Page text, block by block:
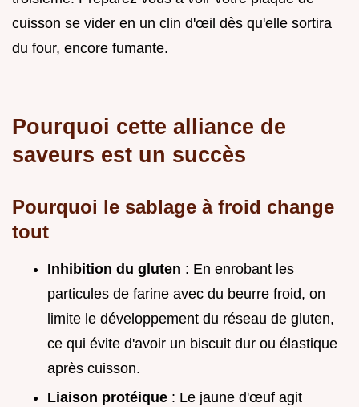
cuisson se vider en un clin d'œil dès qu'elle sortira
du four, encore fumante.
Pourquoi cette alliance de
saveurs est un succès
Pourquoi le sablage à froid change
tout
Inhibition du gluten : En enrobant les
particules de farine avec du beurre froid, on
limite le développement du réseau de gluten,
ce qui évite d'avoir un biscuit dur ou élastique
après cuisson.
Liaison protéique : Le jaune d'œuf agit